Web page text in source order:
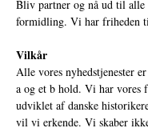
Bliv partner og nå ud til alle
formidling. Vi har friheden
Vilkår
Alle vores nyhedstjenester
a og et b hold. Vi har vores
udviklet af danske
vil vi erkende. Vi skaber